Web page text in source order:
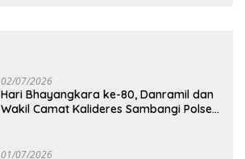
02/07/2026
Hari Bhayangkara ke-80, Danramil dan
Wakil Camat Kalideres Sambangi Polsek
01/07/2026